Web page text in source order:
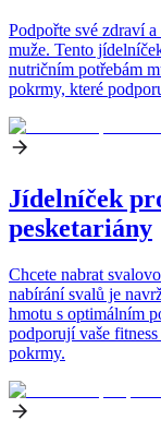
Podpořte své zdraví
muže. Tento
nutričním potřebám
pokrmy, které
Jídelníček
pesketariány
Chcete nabrat
nabírání svalů je
hmotu s optimálním
podporují vaše
pokrmy.